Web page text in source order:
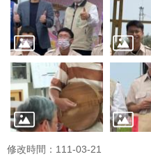
修改時間：111-03-21